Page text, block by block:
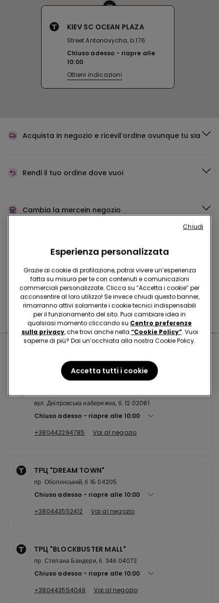
KIEV SC OCEAN PLAZA
Street Antonovycha, b.176
Chiuso adesso
riapre alle
10:00
Ottieni indicazioni
Acquista in negozio e ricevil’ordine ovunque tu sia
Rendi il tuo ordine dove vuoi
Cambia la mercein negozio
Programma FedeltàTEZENIS TALENT
Hai domande sulle misure di sicurezza nei nostri store?
Leggi le nostre FAQ
вул. Дніпровська набережна, б. 12 02081
Chiuso adesso
riapre alle 10:00
+380442294785
Vai al negozio
ТРЦ "DREAM TOWN"
пр. Оболонський, б 1Б 04205
Chiuso adesso
riapre alle 10:00
+380443552412
Vai al negozio
ТРЦ "BLOCKBUSTER MALL"
пр. Степана Бандери, б. 34б 04073
Chiuso adesso
riapre alle 10:00
+380443554049
Vai al negozio
Esperienza personalizzata
Grazie ai cookie di profilazione, potrai vivere un’esperienza
fatta su misura per te con contenuti e comunicazioni
commerciali personalizzate. Clicca su “Accetta i cookie” per
acconsentire al loro utilizzo! Se invece chiudi questo banner,
rimarranno attivi solamente i cookie tecnici indispensabili
per il funzionamento del sito. Puoi cambiare idea in
qualsiasi momento cliccando su Centro preferenze
sulla privacy, che trovi anche nella “Cookie Policy”. Vuoi
saperne di più? Dai un’occhiata alla nostra Cookie Policy.
Accetta tutti i cookie
Chiudi